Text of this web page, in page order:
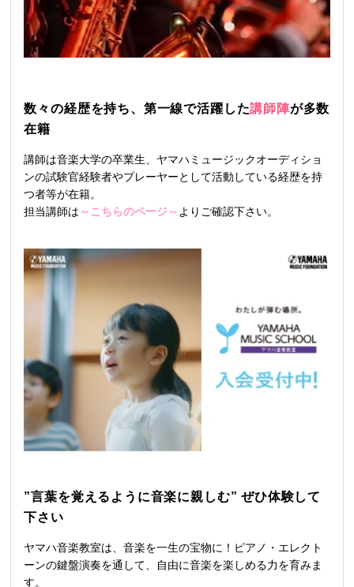
数々の経歴を持ち、第一線で活躍した講師陣が多数
在籍
講師は音楽大学の卒業生、ヤマハミュージックオーディショ
ンの試験官経験者やプレーヤーとして活動している経歴を持
つ者等が在籍。
担当講師は ～こちらのページ～ よりご確認下さい。
”言葉を覚えるように音楽に親しむ” ぜひ体験して
下さい
ヤマハ音楽教室は、音楽を一生の宝物に！ピアノ・エレクト
ーンの鍵盤演奏を通して、自由に音楽を楽しめる力を育みま
す。